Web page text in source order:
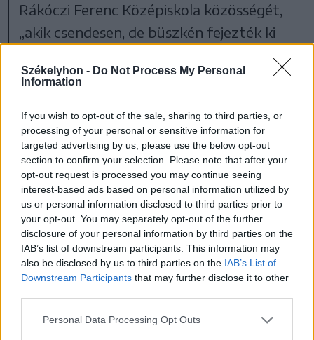
Székelyhon - Do Not Process My Personal
Information
If you wish to opt-out of the sale, sharing to third parties, or
processing of your personal or sensitive information for
targeted advertising by us, please use the below opt-out
section to confirm your selection. Please note that after your
opt-out request is processed you may continue seeing
interest-based ads based on personal information utilized by
us or personal information disclosed to third parties prior to
your opt-out. You may separately opt-out of the further
disclosure of your personal information by third parties on the
IAB’s list of downstream participants. This information may
also be disclosed by us to third parties on the IAB’s List of
Downstream Participants that may further disclose it to other
Personal Data Processing Opt Outs
Rákóczi Ferenc Középiskola közösségét,
„akik csendesen, de büszkén fejezték ki
magyartalanítása ellen”.
Belföld Oktatás
szóljon hozzá!